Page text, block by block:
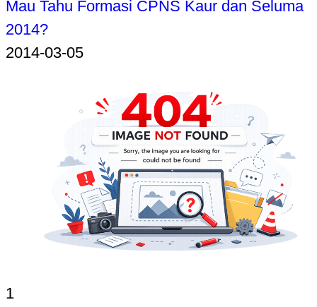
Mau Tahu Formasi CPNS Kaur dan Seluma
2014?
2014-03-05
1